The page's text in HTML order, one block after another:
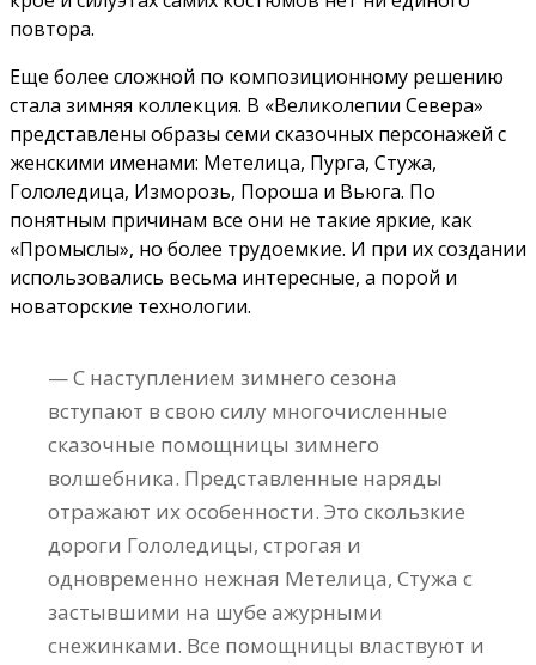
повтора.
Еще более сложной по композиционному решению
стала зимняя коллекция. В «Великолепии Севера»
представлены образы семи сказочных персонажей с
женскими именами: Метелица, Пурга, Стужа,
Гололедица, Изморозь, Пороша и Вьюга. По
понятным причинам все они не такие яркие, как
«Промыслы», но более трудоемкие. И при их создании
использовались весьма интересные, а порой и
новаторские технологии.
— С наступлением зимнего сезона
вступают в свою силу многочисленные
сказочные помощницы зимнего
волшебника. Представленные наряды
отражают их особенности. Это скользкие
дороги Гололедицы, строгая и
одновременно нежная Метелица, Стужа с
застывшими на шубе ажурными
снежинками. Все помощницы властвуют и